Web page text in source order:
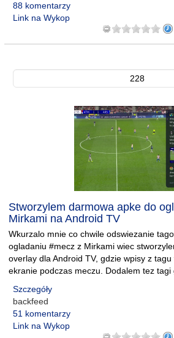
88 komentarzy
Link na Wykop
228
Stworzylem darmowa apke do
Mirkami na Android TV
Wkurzalo mnie co chwile odswiezanie
ogladaniu #mecz z Mirkami wiec
overlay dla Android TV, gdzie wpisy z
ekranie podczas meczu. Dodalem tez tagi
Szczegóły
backfeed
51 komentarzy
Link na Wykop